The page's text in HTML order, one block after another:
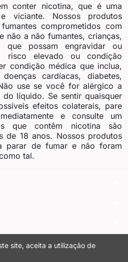
site, aceita a utilização de
conter nicotina, que é uma
viciante. Nossos produtos
comprometidos com
não a não fumantes, crianças,
que possam engravidar ou
risco elevado ou condição
condição médica que inclua,
cardíacas, diabetes,
use se você for alérgico a
líquido. Se sentir quaisquer
efeitos colaterais, pare
e consulte um
que contêm nicotina são
de 18 anos. Nossos produtos
parar de fumar e não foram
tal.